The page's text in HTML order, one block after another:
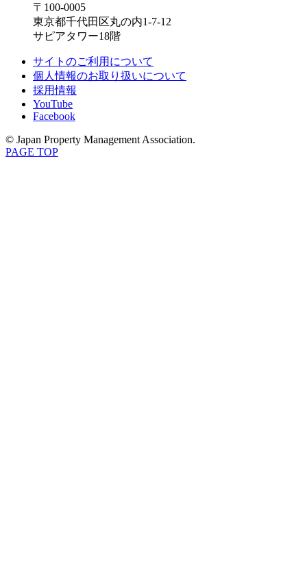
〒100-0005
東京都千代田区丸の内1-7-12
サピアタワー18階
サイトのご利用について
個人情報のお取り扱いについて
採用情報
YouTube
Facebook
© Japan Property Management Association.
PAGE TOP